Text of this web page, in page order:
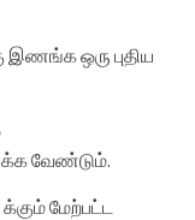
ஒரு புதிய
வேண்டும்.
மேற்பட்ட